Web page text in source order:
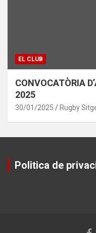
EL CLUB
CONVOCATÒRIA
2025
30/01/2025 Rugby
Politica de